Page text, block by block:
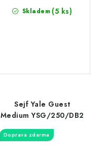
Skladem (5 ks)
Sejf Yale Guest
Medium YSG/250/DB2
Doprava zdarma